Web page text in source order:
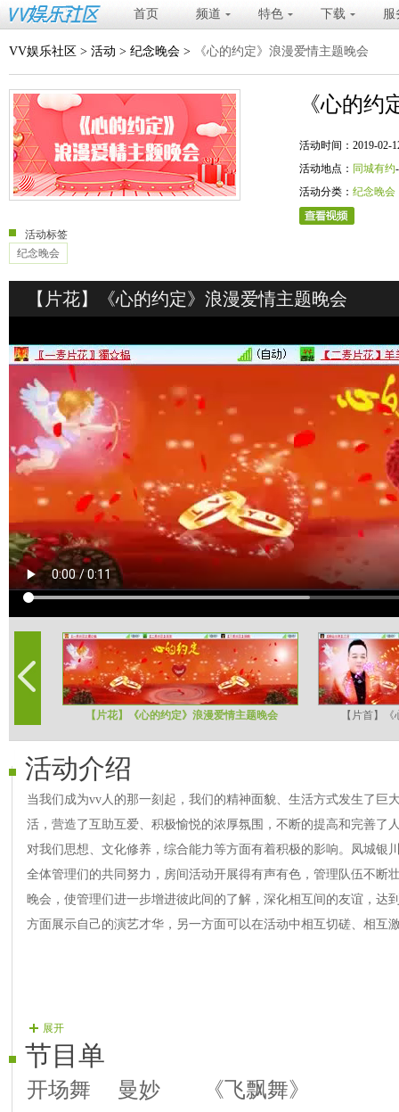
首页 频道 特色 下载 服
VV娱乐社区 > 活动 > 纪念晚会 > 《心的约定》浪漫爱情主题晚会
《心的约
活动时间：2019-02-
活动地点： 同城有约
活动分类： 纪念晚会
活动标签
纪念晚会
【片花】《心的约定》浪漫爱情主题晚会
【片花】《心的约定》浪漫爱情主题晚会 【片首】
活动介绍
当我们成为vv人的那一刻起，我们的精神面貌、生活方式发生了巨
活，营造了互助互爱、积极愉悦的浓厚氛围，不断的提高和完善了
对我们思想、文化修养，综合能力等方面有着积极的影响。凤城银
全体管理们的共同努力，房间活动开展得有声有色，管理队伍不断
晚会，使管理们进一步增进彼此间的了解，深化相互间的友谊，达
方面展示自己的演艺才华，另一方面可以在活动中相互切磋、相互
展开
节目单
开场舞 曼妙 《飞飘舞》